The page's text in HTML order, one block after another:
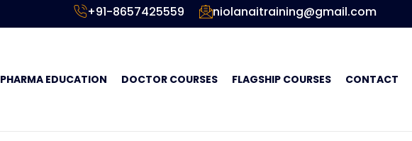
+91-8657425559 niolanaitraining@gmail.com
PHARMA EDUCATION DOCTOR COURSES FLAGSHIP COURSES CONTACT